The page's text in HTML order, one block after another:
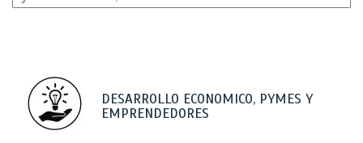
DESARROLLO ECONOMICO, PYMES Y
EMPRENDEDORES